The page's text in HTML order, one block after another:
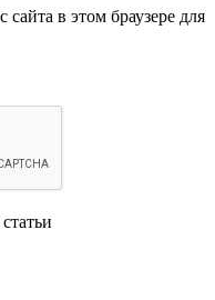
в этом браузере для